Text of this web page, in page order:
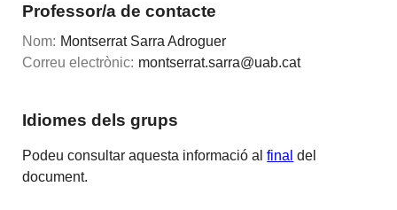
Professor/a de contacte
Nom: Montserrat Sarra Adroguer
Correu electrònic: montserrat.sarra@uab.cat
Idiomes dels grups
Podeu consultar aquesta informació alfinal del
document.